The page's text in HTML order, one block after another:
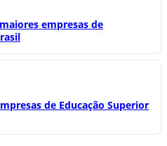
empresas de
de Educação Superior